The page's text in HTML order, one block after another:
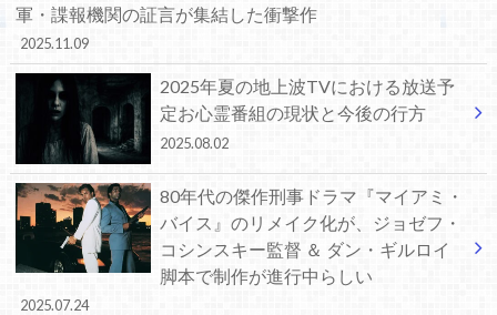
軍・諜報機関の証言が集結した衝撃作
2025.11.09
2025年夏の地上波TVにおける放送予
定お心霊番組の現状と今後の行方
2025.08.02
80年代の傑作刑事ドラマ『マイアミ・
バイス』のリメイク化が、ジョゼフ・
コシンスキー監督 ＆ ダン・ギルロイ
脚本で制作が進行中らしい
2025.07.24